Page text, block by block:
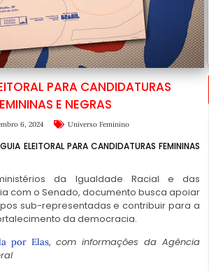
PARA CANDIDATURAS
E NEGRAS
6, 2024 Universo Feminino
ELEITORAL PARA CANDIDATURAS FEMININAS
da Igualdade Racial e das
com o Senado, documento busca apoiar
sub-representadas e contribuir para a
da democracia.
por Elas, com informações da Agência